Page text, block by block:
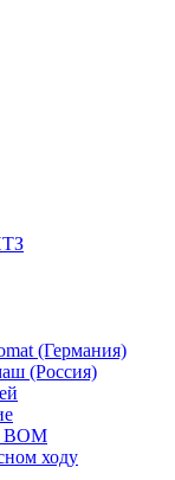
(Германия)
(Россия)
ВОМ
ходу